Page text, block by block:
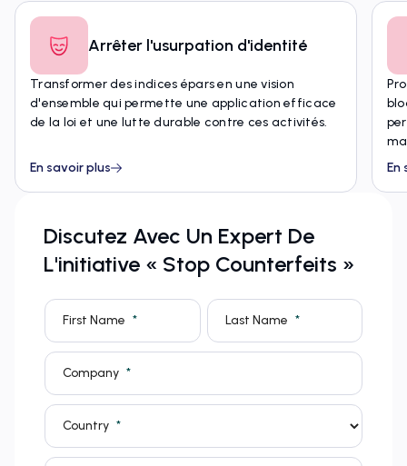
Arrêter l'usurpation d'identité
Transformer des indices épars en une vision
d'ensemble qui permette une application efficace
de la loi et une lutte durable contre ces activités.
En savoir plus
En
Discutez Avec Un Expert De
L'initiative « Stop Counterfeits »